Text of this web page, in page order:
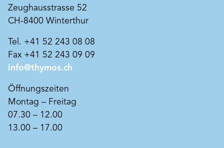
Zeughausstrasse 52
CH-8400 Winterthur
Tel. +41 52 243 08 08
Fax +41 52 243 09 09
info@thymos.ch
Öffnungszeiten
Montag – Freitag
07.30 – 12.00
13.00 – 17.00